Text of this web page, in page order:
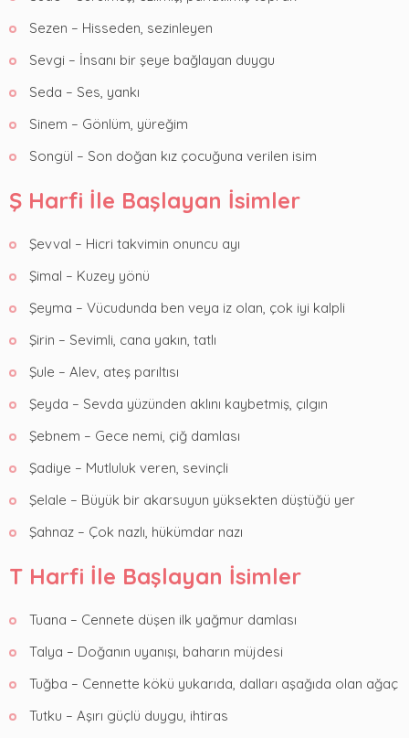
Sezen – Hisseden, sezinleyen
Sevgi – İnsanı bir şeye bağlayan duygu
Seda – Ses, yankı
Sinem – Gönlüm, yüreğim
Songül – Son doğan kız çocuğuna verilen isim
Ş Harfi İle Başlayan İsimler
Şevval – Hicri takvimin onuncu ayı
Şimal – Kuzey yönü
Şeyma – Vücudunda ben veya iz olan, çok iyi kalpli
Şirin – Sevimli, cana yakın, tatlı
Şule – Alev, ateş parıltısı
Şeyda – Sevda yüzünden aklını kaybetmiş, çılgın
Şebnem – Gece nemi, çiğ damlası
Şadiye – Mutluluk veren, sevinçli
Şelale – Büyük bir akarsuyun yüksekten düştüğü yer
Şahnaz – Çok nazlı, hükümdar nazı
T Harfi İle Başlayan İsimler
Tuana – Cennete düşen ilk yağmur damlası
Talya – Doğanın uyanışı, baharın müjdesi
Tuğba – Cennette kökü yukarıda, dalları aşağıda olan ağaç
Tutku – Aşırı güçlü duygu, ihtiras